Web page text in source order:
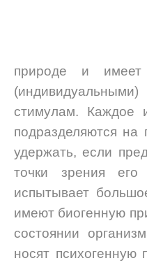
природе и
стимулам. Каждое
подразделяются
удержать, если
точки зрения его
испытывает
имеют биогенную
состоянии
носят психогенную